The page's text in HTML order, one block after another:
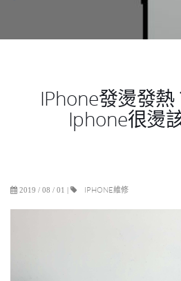
IPhone發燙發
Iphone很燙
2019 / 08 / 01 | IPHONE維修